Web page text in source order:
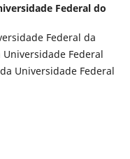
Federal do
Federal da
Universidade Federal
Universidade Federal